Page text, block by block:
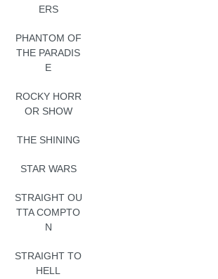
ERS
PHANTOM OF
THE PARADIS
E
ROCKY HORR
OR SHOW
THE SHINING
STAR WARS
STRAIGHT OU
TTA COMPTO
N
STRAIGHT TO
HELL